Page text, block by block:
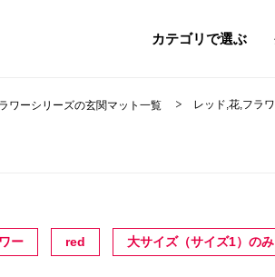
カテゴリで選ぶ
ワーシリーズの玄関マット一覧 レッド,花,フラ
ー red 大サイズ（サイズ1）のみ